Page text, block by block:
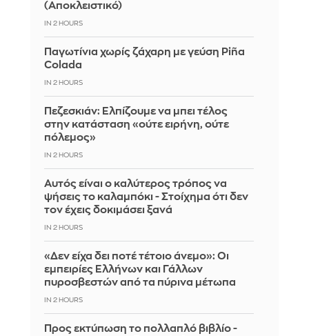
(Αποκλειστικό)
IN 2 HOURS
Παγωτίνια χωρίς ζάχαρη με γεύση Piña
Colada
IN 2 HOURS
Πεζεσκιάν: Ελπίζουμε να μπει τέλος
στην κατάσταση «ούτε ειρήνη, ούτε
πόλεμος»
IN 2 HOURS
Αυτός είναι ο καλύτερος τρόπος να
ψήσεις το καλαμπόκι - Στοίχημα ότι δεν
τον έχεις δοκιμάσει ξανά
IN 2 HOURS
«Δεν είχα δει ποτέ τέτοιο άνεμο»: Οι
εμπειρίες Ελλήνων και Γάλλων
πυροσβεστών από τα πύρινα μέτωπα
IN 2 HOURS
Προς εκτύπωση το πολλαπλό βιβλίο -